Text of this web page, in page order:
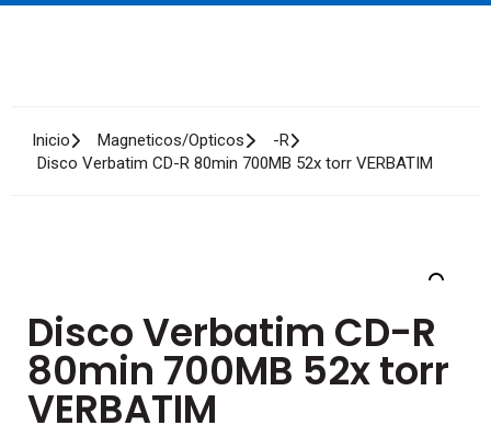
Inicio Magneticos/Opticos
-R
Disco Verbatim CD-R 80min 700MB 52x torr VERBATIM
Disco Verbatim CD-R
80min 700MB 52x torr
VERBATIM